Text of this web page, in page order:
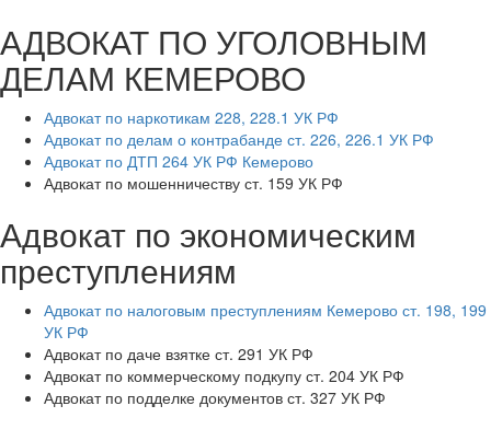
АДВОКАТ ПО УГОЛОВНЫМ
ДЕЛАМ КЕМЕРОВО
Адвокат по наркотикам 228, 228.1 УК РФ
Адвокат по делам о контрабанде ст. 226, 226.1 УК РФ
Адвокат по ДТП 264 УК РФ Кемерово
Адвокат по мошенничеству ст. 159 УК РФ
Адвокат по экономическим
преступлениям
Адвокат по налоговым преступлениям Кемерово ст. 198, 199
УК РФ
Адвокат по даче взятке ст. 291 УК РФ
Адвокат по коммерческому подкупу ст. 204 УК РФ
Адвокат по подделке документов ст. 327 УК РФ